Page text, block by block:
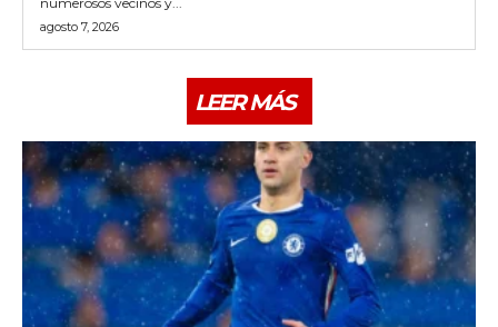
agosto 7, 2026
LEER MÁS